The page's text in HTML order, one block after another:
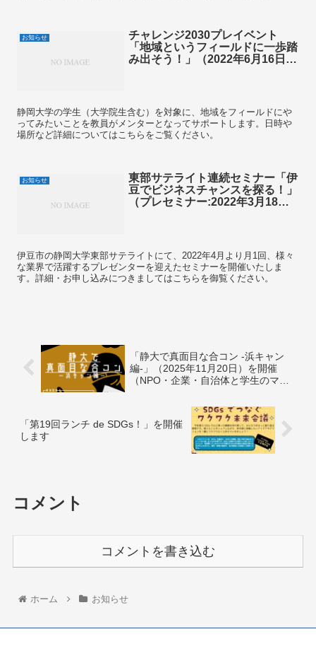
お知らせ
チャレンジ2030プレイベント
「地域というフィールドに一歩踏
み出そう！」（2022年6月16日）
静岡大学の学生（大学院生含む）を対象に、地域をフィールドにや
ってみたいことを教員がメンターとなってサポートします。日時や
場所など詳細についてはこちらをご覧ください。
お知らせ
東部サテライト連続セミナー「伊
豆でビジネスチャンスを探る！」
（プレセミナー:2022年3月18
伊豆市の静岡大学東部サテライトにて、2022年4月より月1回、様々
な業界で活躍するプレゼンターを迎えたセミナーを開催いたしま
す。詳細・お申し込みにつきましてはこちらを御覧ください。
「静大で真面目な合コン -浜キャン
編-」（2025年11月20日）を開催
（NPO・企業・自治体と学生のマッ
「第19回ランチ de SDGs！」を開催
します
コメント
コメントを書き込む
ホーム お知らせ